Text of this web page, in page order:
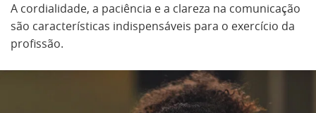
A cordialidade, a paciência e a clareza na comunicação
são características indispensáveis para o exercício da
profissão.